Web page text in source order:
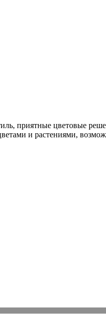
приятные цветовые
и растениями,